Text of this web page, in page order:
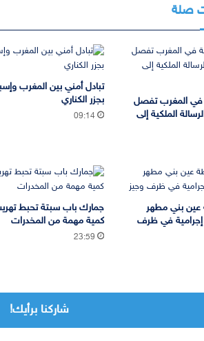
صلة
في المغرب تفصل
الملكية إلى
تبادل أمني بين المغرب
بجزر الكناري
09:14
بني مطهر
في ظرف
جمارك باب سبتة تحبط
كمية مهمة من المخدرات
23:59
شاركنا برأيك!